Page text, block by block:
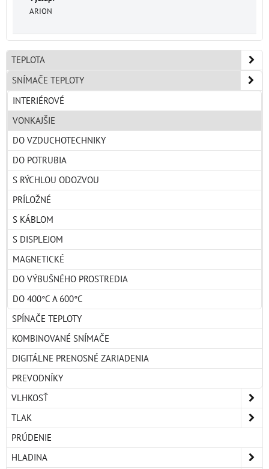
ARION
TEPLOTA
SNÍMAČE TEPLOTY
INTERIÉROVÉ
VONKAJŠIE
DO VZDUCHOTECHNIKY
DO POTRUBIA
S RÝCHLOU ODOZVOU
PRÍLOŽNÉ
S KÁBLOM
S DISPLEJOM
MAGNETICKÉ
DO VÝBUŠNÉHO PROSTREDIA
DO 400°C A 600°C
SPÍNAČE TEPLOTY
KOMBINOVANÉ SNÍMAČE
DIGITÁLNE PRENOSNÉ ZARIADENIA
PREVODNÍKY
VLHKOSŤ
TLAK
PRÚDENIE
HLADINA